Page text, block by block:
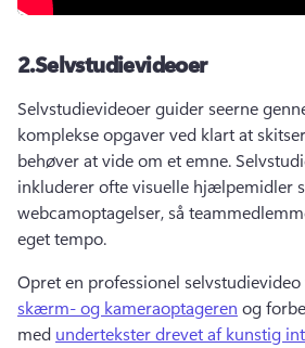
2.Selvstudievideoer
Selvstudievideoer guider seerne
komplekse opgaver ved klart at
behøver at vide om et emne.
inkluderer ofte visuelle hjælpemidler
webcamoptagelser, så
eget tempo.
Opret en professionel
skærm- og kameraoptageren og
med undertekster drevet af kunstig